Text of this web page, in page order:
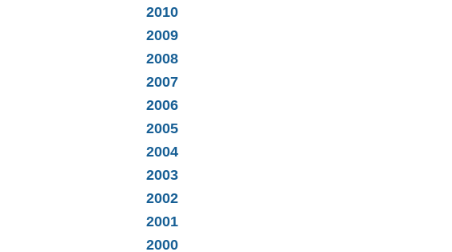
2010
2009
2008
2007
2006
2005
2004
2003
2002
2001
2000